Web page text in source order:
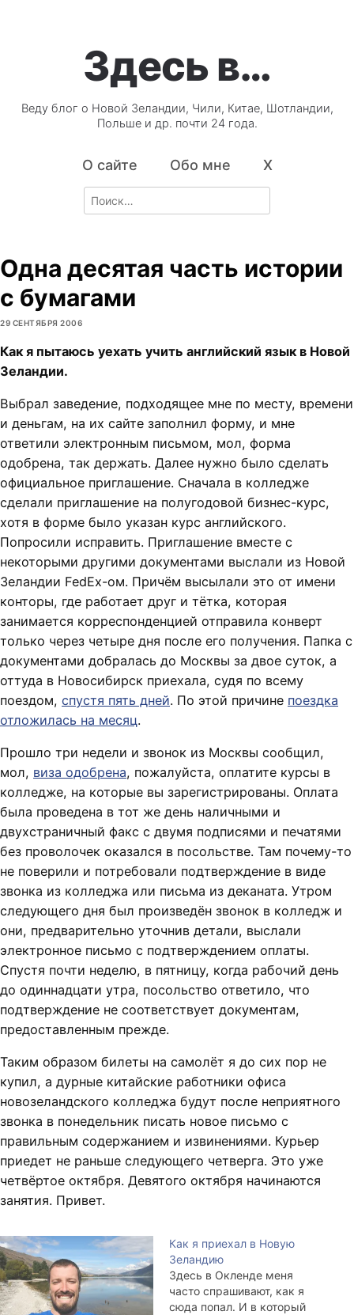
Здесь в…
Веду блог о Новой Зеландии, Чили, Китае, Шотландии,
Польше и др. почти 24 года.
О сайте Обо мне X
Search
for:
Одна десятая часть истории
с бумагами
29 СЕНТЯБРЯ 2006
Как я пытаюсь уехать учить английский язык в Новой
Зеландии.
Выбрал заведение, подходящее мне по месту, времени
и деньгам, на их сайте заполнил форму, и мне
ответили электронным письмом, мол, форма
одобрена, так держать. Далее нужно было сделать
официальное приглашение. Сначала в колледже
сделали приглашение на полугодовой бизнес-курс,
хотя в форме было указан курс английского.
Попросили исправить. Приглашение вместе с
некоторыми другими документами выслали из Новой
Зеландии FedEx-ом. Причём высылали это от имени
конторы, где работает друг и тётка, которая
занимается корреспонденцией отправила конверт
только через четыре дня после его получения. Папка с
документами добралась до Москвы за двое суток, а
оттуда в Новосибирск приехала, судя по всему
поездом, спустя пять дней. По этой причине поездка
отложилась на месяц.
Прошло три недели и звонок из Москвы сообщил,
мол, виза одобрена, пожалуйста, оплатите курсы в
колледже, на которые вы зарегистрированы. Оплата
была проведена в тот же день наличными и
двухстраничный факс с двумя подписями и печатями
без проволочек оказался в посольстве. Там почему-то
не поверили и потребовали подтверждение в виде
звонка из колледжа или письма из деканата. Утром
следующего дня был произведён звонок в колледж и
они, предварительно уточнив детали, выслали
электронное письмо с подтверждением оплаты.
Спустя почти неделю, в пятницу, когда рабочий день
до одиннадцати утра, посольство ответило, что
подтверждение не соответствует документам,
предоставленным прежде.
Таким образом билеты на самолёт я до сих пор не
купил, а дурные китайские работники офиса
новозеландского колледжа будут после неприятного
звонка в понедельник писать новое письмо с
правильным содержанием и извинениями. Курьер
приедет не раньше следующего четверга. Это уже
четвёртое октября. Девятого октября начинаются
занятия. Привет.
Как я приехал в Новую
Зеландию
Здесь в Окленде меня
часто спрашивают, как я
сюда попал. И в который